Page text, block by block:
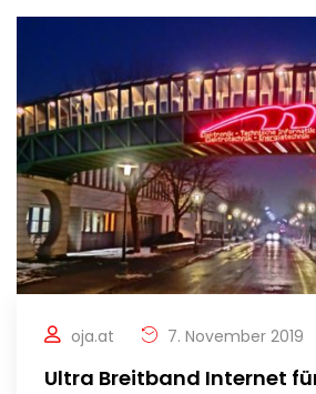
oja.at 7. November 2019
Ultra Breitband Internet